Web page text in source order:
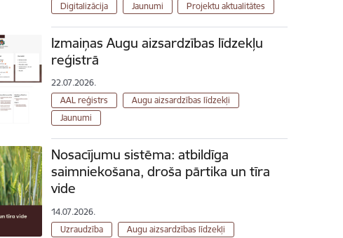
Digitalizācija
Jaunumi Projektu aktualitātes
Izmaiņas Augu aizsardzības līdzekļu
reģistrā
22.07.2026.
AAL reģistrs
Augu aizsardzības līdzekļi
Jaunumi
Nosacījumu sistēma: atbildīga
saimniekošana, droša pārtika un tīra
vide
14.07.2026.
Uzraudzība
Augu aizsardzības līdzekļi